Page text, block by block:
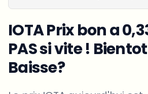
IOTA Prix bon a
PAS si vite !
Baisse?